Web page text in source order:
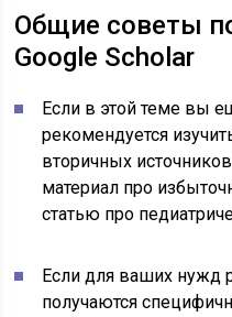
Общие советы
Google Scholar
Если в этой теме вы
рекомендуется
вторичных
материал про
статью про
Если для ваших нужд
получаются